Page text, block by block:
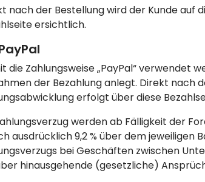
nach der Bestellung wird der Kunde auf
ersichtlich.
die Zahlungsweise „PayPal“ verwendet
der Bezahlung anlegt. Direkt nach
erfolgt über diese
werden ab Fälligkeit der
ausdrücklich 9,2 % über dem
bei Geschäften zwischen
hinausgehende (gesetzliche)